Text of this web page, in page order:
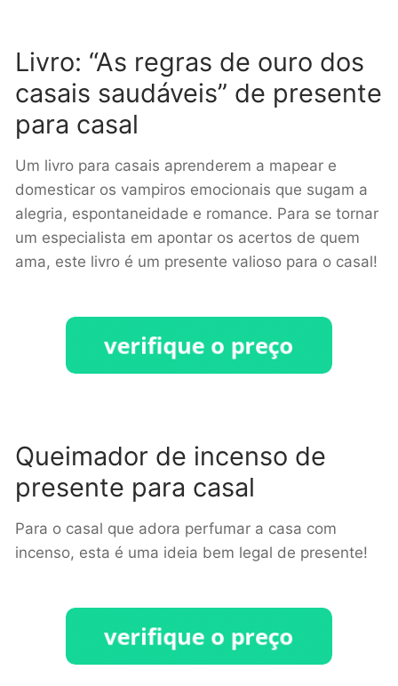
Livro: “As regras de ouro dos
casais saudáveis” de presente
para casal
Um livro para casais aprenderem a mapear e
domesticar os vampiros emocionais que sugam a
alegria, espontaneidade e romance. Para se tornar
um especialista em apontar os acertos de quem
ama, este livro é um presente valioso para o casal!
Queimador de incenso de
presente para casal
Para o casal que adora perfumar a casa com
incenso, esta é uma ideia bem legal de presente!